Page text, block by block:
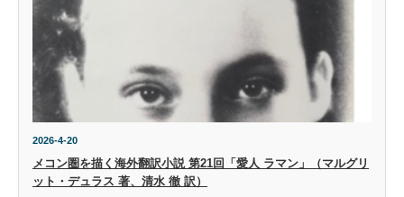
2026-4-20
メコン圏を描く海外翻訳小説 第21回「愛人 ラマン」（マルグリ
ット・デュラス 著、清水 徹 訳）